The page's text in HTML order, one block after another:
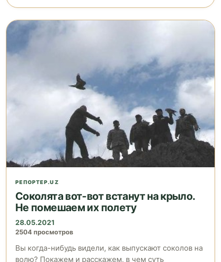
РЕПОРТЕР.UZ
Cоколята вот-вот встанут на крыло.
Не помешаем их полету
28.05.2021
2504 просмотров
Вы когда-нибудь видели, как выпускают соколов на
волю? Покажем и расскажем, в чем суть